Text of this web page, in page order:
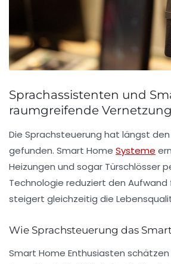
Sprachassistenten und
raumgreifende Vernetzung
Die Sprachsteuerung hat längst
gefunden. Smart Home Systeme
Heizungen und sogar Türschlösser
Technologie reduziert den
steigert gleichzeitig die
Wie Sprachsteuerung das
Smart Home Enthusiasten